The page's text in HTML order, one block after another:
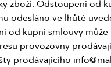
zboží. Odstoupení od
odesláno ve lhůtě
od kupní smlouvy může
provozovny
prodávajícího